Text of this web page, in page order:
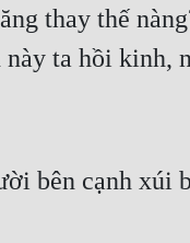
thay thế
ta hồi kinh,
bên cạnh xúi